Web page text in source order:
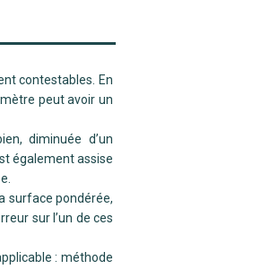
contestables. En
peut avoir un
diminuée d’un
également assise
surface pondérée,
sur l’un de ces
: méthode